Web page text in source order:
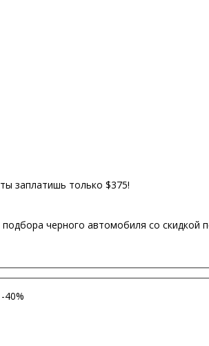
заплатишь только $375!
черного автомобиля со скидкой
40%